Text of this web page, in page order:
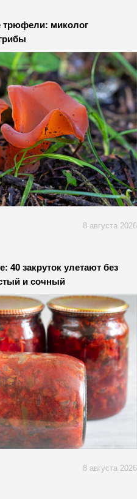
трюфели: миколог
8 августа 2026
40 закруток улетают без
и сочный
8 августа 2026